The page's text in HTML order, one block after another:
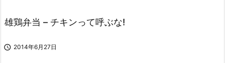
雄鶏弁当 – チキンって呼ぶな!
 2014年6月27日